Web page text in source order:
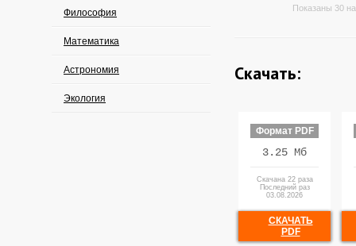
Философия
Математика
Астрономия
Экология
Показаны 30
Скачать:
Формат PDF
3.25 Мб
Скачана 22 раза
Последний раз
03.08.2026
СКАЧАТЬ
PDF